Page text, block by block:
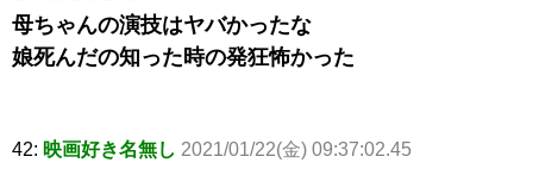
母ちゃんの演技はヤバかったな
娘死んだの知った時の発狂怖かった
42: 映画好き名無し 2021/01/22(金) 09:37:02.45